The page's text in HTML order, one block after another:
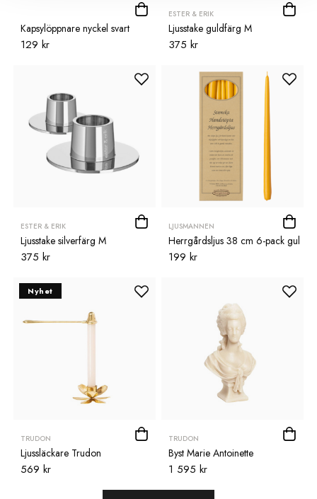
Kapsylöppnare nyckel svart
129 kr
ESTER & ERIK
Ljusstake guldfärg M
375 kr
ESTER & ERIK
Ljusstake silverfärg M
375 kr
LJUSMANNEN
Herrgårdsljus 38 cm 6-pack gul
199 kr
Nyhet
TRUDON
Ljussläckare Trudon
569 kr
TRUDON
Byst Marie Antoinette
1 595 kr